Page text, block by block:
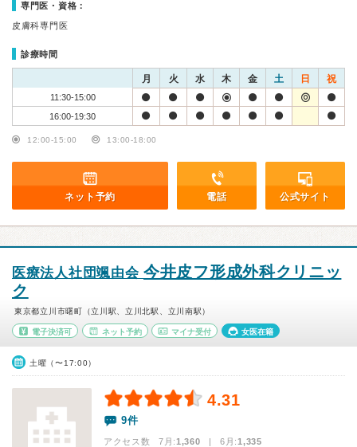
専門医・資格：
皮膚科専門医
診療時間
月 火 水 木 金 土 日 祝
11:30-15:00
16:00-19:30
12:00-15:00 13:00-18:00
ネット予約 電話 公式サイト
医療法人社団颯由会 今井皮フ形成外科クリニッ
ク
東京都立川市曙町（立川駅、立川北駅、立川南駅）
電子決済可 ネット予約 マイナ受付 女医在籍
土曜（〜17:00）
4.31
9件
アクセス数 7月:1,360 | 6月:1,335